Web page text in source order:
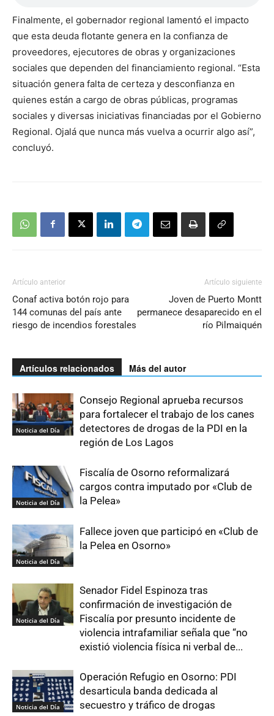
Finalmente, el gobernador regional lamentó el impacto
que esta deuda flotante genera en la confianza de
proveedores, ejecutores de obras y organizaciones
sociales que dependen del financiamiento regional. “Esta
situación genera falta de certeza y desconfianza en
quienes están a cargo de obras públicas, programas
sociales y diversas iniciativas financiadas por el Gobierno
Regional. Ojalá que nunca más vuelva a ocurrir algo así”,
concluyó.
Artículo anterior
Conaf activa botón rojo para
144 comunas del país ante
riesgo de incendios forestales
Artículo siguiente
Joven de Puerto Montt
permanece desaparecido en el
río Pilmaiquén
Artículos relacionados Más del autor
Noticia del Día
Consejo Regional aprueba recursos
para fortalecer el trabajo de los canes
detectores de drogas de la PDI en la
región de Los Lagos
Noticia del Día
Fiscalía de Osorno reformalizará
cargos contra imputado por «Club de
la Pelea»
Noticia del Día
Fallece joven que participó en «Club de
la Pelea en Osorno»
Noticia del Día
Senador Fidel Espinoza tras
confirmación de investigación de
Fiscalía por presunto incidente de
violencia intrafamiliar señala que “no
existió violencia física ni verbal de...
Noticia del Día
Operación Refugio en Osorno: PDI
desarticula banda dedicada al
secuestro y tráfico de drogas